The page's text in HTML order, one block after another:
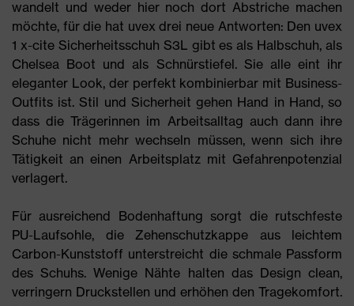
wandelt und weder hier noch dort Abstriche machen
möchte, für die hat uvex drei neue Antworten: Den uvex
1 x-cite Sicherheitsschuh S3L gibt es als Halbschuh, als
Chelsea Boot und als Schnürstiefel. Sie alle eint ihr
eleganter Look, der perfekt kombinierbar mit Business-
Outfits ist. Stil und Sicherheit gehen Hand in Hand, so
dass die Trägerinnen im Arbeitsalltag auch dann ihre
Schuhe nicht mehr wechseln müssen, wenn sich ihre
Tätigkeit an einen Arbeitsplatz mit Gefahrenpotenzial
verlagert.
Für ausreichend Bodenhaftung sorgt die rutschfeste
PU-Laufsohle, die Zehenschutzkappe aus leichtem
Carbon-Kunststoff unterstreicht die schmale Passform
des Schuhs. Wenige Nähte halten das Design clean,
verringern Druckstellen und erhöhen den Tragekomfort.